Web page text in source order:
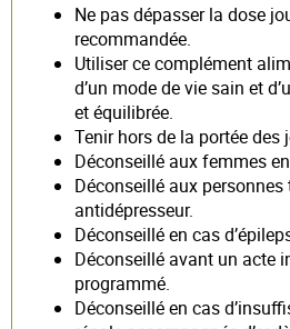
Ne pas dépasser la dose
recommandée.
Utiliser ce complément
d’un mode de vie sain et
et équilibrée.
Tenir hors de la portée des
Déconseillé aux femmes
Déconseillé aux personnes
antidépresseur.
Déconseillé en cas
Déconseillé avant un acte
programmé.
Déconseillé en cas